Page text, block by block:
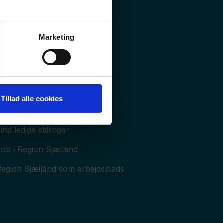
Marketing
Tillad alle cookies
ledige stillinger
i Region Sjælland
Sjælland som arbejdsplads